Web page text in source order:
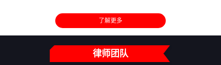
了解更多
律师团队